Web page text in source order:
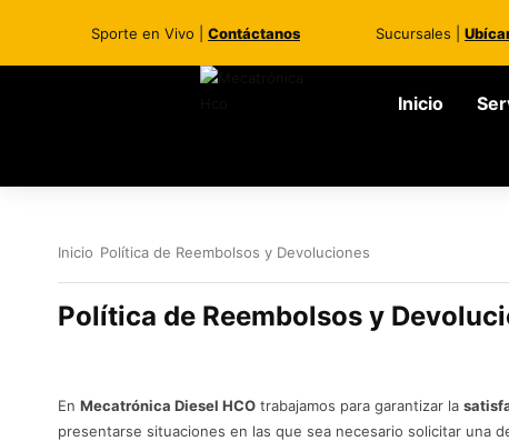
Sporte en Vivo | Contáctanos Sucursales |
Inicio
Inicio Política de Reembolsos y Devoluciones
Política de Reembolsos y
En Mecatrónica Diesel HCO trabajamos para garantizar la
presentarse situaciones en las que sea necesario solicitar una